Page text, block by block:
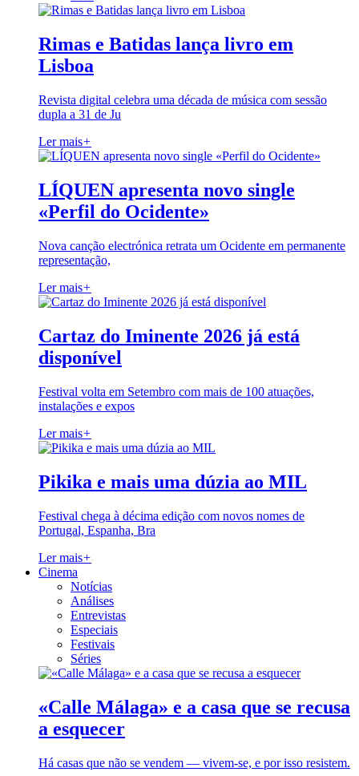
Rimas e Batidas lança livro em
Lisboa
Revista digital celebra uma década de música com sessão
dupla a 31 de Ju
Ler mais+
LÍQUEN apresenta novo single
«Perfil do Ocidente»
Nova canção electrónica retrata um Ocidente em permanente
representação,
Ler mais+
Cartaz do Iminente 2026 já está
disponível
Festival volta em Setembro com mais de 100 atuações,
instalações e expos
Ler mais+
Pikika e mais uma dúzia ao MIL
Festival chega à décima edição com novos nomes de
Portugal, Espanha, Bra
Ler mais+
Cinema
Notícias
Análises
Entrevistas
Especiais
Festivais
Séries
«Calle Málaga» e a casa que se recusa
a esquecer
Há casas que não se vendem — vivem-se, e por isso resistem.